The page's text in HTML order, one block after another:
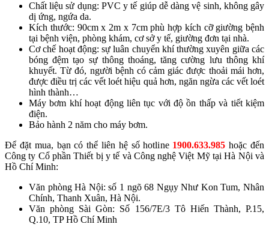
Chất liệu sử dụng: PVC y tế giúp dễ dàng vệ sinh, không gây
dị ứng, ngứa da.
Kích thước: 90cm x 2m x 7cm phù hợp kích cỡ giường bệnh
tại bệnh viện, phòng khám, cơ sở y tế, giường đơn tại nhà.
Cơ chế hoạt động: sự luân chuyển khí thường xuyên giữa các
bóng đệm tạo sự thông thoáng, tăng cường lưu thông khí
khuyết. Từ đó, người bệnh có cảm giác được thoải mái hơn,
được điều trị các vết loét hiệu quả hơn, ngăn ngừa các vết loét
hình thành…
Máy bơm khí hoạt động liên tục với độ ồn thấp và tiết kiệm
điện.
Bảo hành 2 năm cho máy bơm.
Để đặt mua, bạn có thể liên hệ số hotline 1900.633.985 hoặc đến
Công ty Cổ phần Thiết bị y tế và Công nghệ Việt Mỹ tại Hà Nội và
Hồ Chí Minh:
Văn phòng Hà Nội: số 1 ngõ 68 Ngụy Như Kon Tum, Nhân
Chính, Thanh Xuân, Hà Nội.
Văn phòng Sài Gòn: Số 156/7E/3 Tô Hiến Thành, P.15,
Q.10, TP Hồ Chí Minh